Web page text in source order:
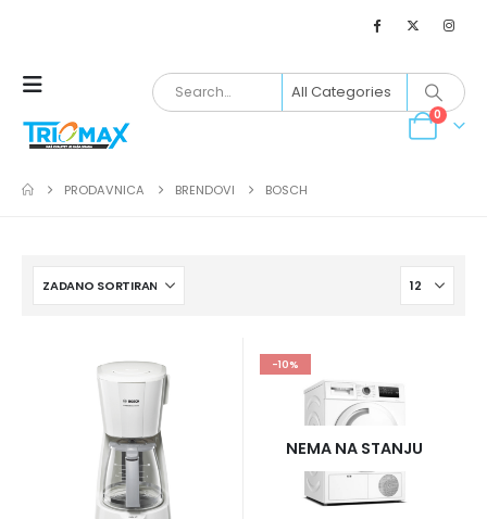
0
PRODAVNICA BRENDOVI BOSCH
-10%
NEMA NA STANJU